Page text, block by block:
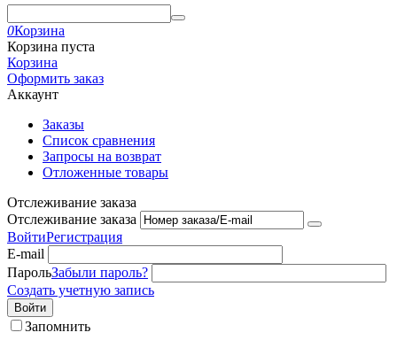
0Корзина
Корзина пуста
Корзина
Оформить заказ
Аккаунт
Заказы
Список сравнения
Запросы на возврат
Отложенные товары
Отслеживание заказа
Отслеживание заказа
ВойтиРегистрация
E-mail
ПарольЗабыли пароль?
Создать учетную запись
Войти
Запомнить